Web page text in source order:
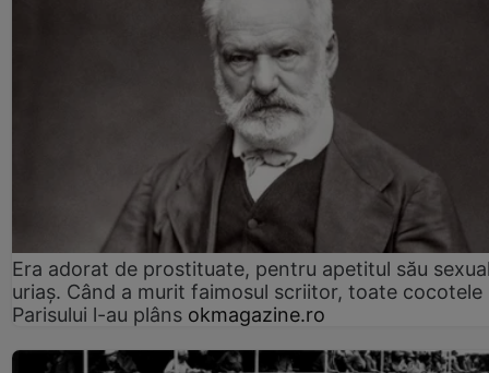
Era adorat de prostituate, pentru apetitul său
uriaș. Când a murit faimosul scriitor, toate cocotele
Parisului l-au plâns okmagazine.ro